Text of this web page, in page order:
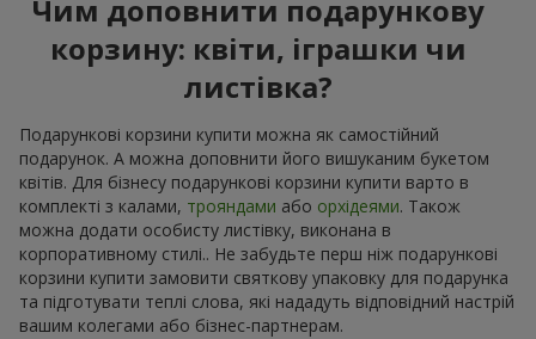
Чим доповнити подарункову
корзину: квіти, іграшки чи
листівка?
Подарункові корзини купити можна як самостійний
подарунок. А можна доповнити його вишуканим букетом
квітів. Для бізнесу подарункові корзини купити варто в
комплекті з калами, трояндами або орхідеями. Також
можна додати особисту листівку, виконана в
корпоративному стилі.. Не забудьте перш ніж подарункові
корзини купити замовити святкову упаковку для подарунка
та підготувати теплі слова, які нададуть відповідний настрій
вашим колегами або бізнес-партнерам.